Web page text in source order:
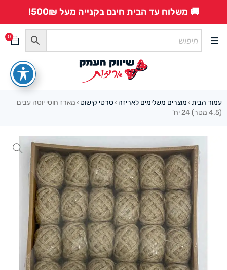
🚚 משלוח עד הבית חינם בקנייה מעל 500₪!
0
עמוד הבית › מוצרים משלימים לאריזה ›סרטי קישוט › מארז חוטי יוטה עבים
(4.5 מטר) 24 יח’